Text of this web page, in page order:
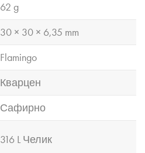
62 g
30 × 30 × 6,35 mm
Flamingo
Кварцен
Сафирно
316 L Челик